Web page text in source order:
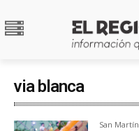
via blanca
San Martín